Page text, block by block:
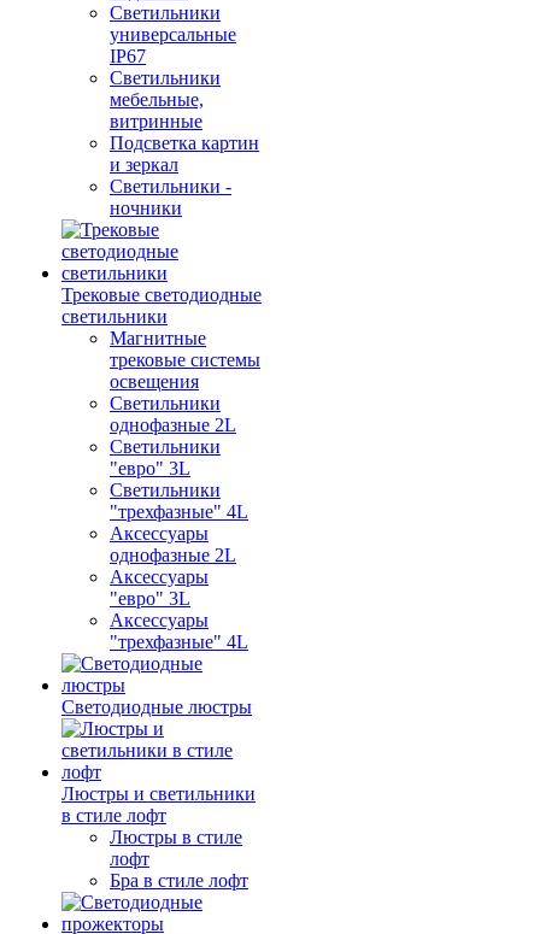
Светильники
универсальные
IP67
Светильники
мебельные,
витринные
Подсветка картин
и зеркал
Светильники -
ночники
Трековые светодиодные
светильники
Магнитные
трековые системы
освещения
Светильники
однофазные 2L
Светильники
"евро" 3L
Светильники
"трехфазные" 4L
Аксессуары
однофазные 2L
Аксессуары
"евро" 3L
Аксессуары
"трехфазные" 4L
Светодиодные люстры
Люстры и светильники
в стиле лофт
Люстры в стиле
лофт
Бра в стиле лофт